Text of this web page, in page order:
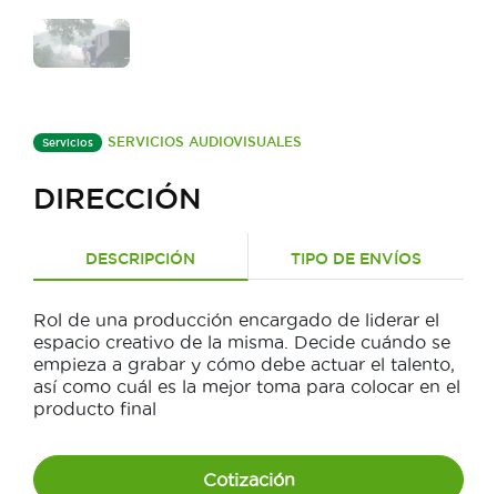
Servicios SERVICIOS AUDIOVISUALES
DIRECCIÓN
DESCRIPCIÓN TIPO DE ENVÍOS
Rol de una producción encargado de liderar el
espacio creativo de la misma. Decide cuándo se
empieza a grabar y cómo debe actuar el talento,
así como cuál es la mejor toma para colocar en el
producto final
Cotización